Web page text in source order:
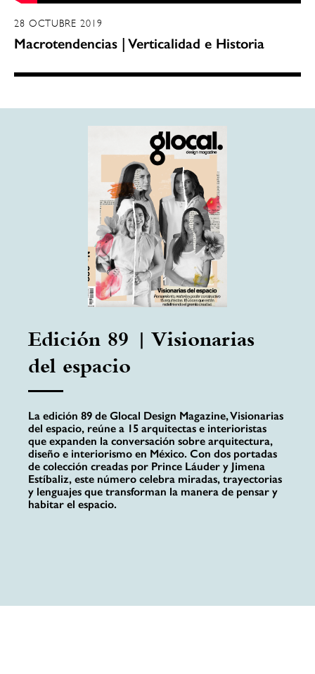
28 OCTUBRE 2019
Macrotendencias | Verticalidad e Historia
Edición 89 | Visionarias
del espacio
La edición 89 de Glocal Design Magazine, Visionarias
del espacio, reúne a 15 arquitectas e interioristas
que expanden la conversación sobre arquitectura,
diseño e interiorismo en México. Con dos portadas
de colección creadas por Prince Láuder y Jimena
Estíbaliz, este número celebra miradas, trayectorias
y lenguajes que transforman la manera de pensar y
habitar el espacio.